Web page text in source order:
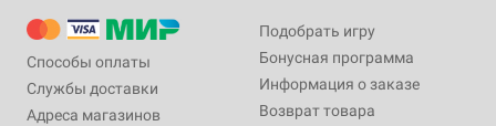
Способы оплаты
Службы доставки
Адреса магазинов
Подобрать игру
Бонусная программа
Информация о заказе
Возврат товара